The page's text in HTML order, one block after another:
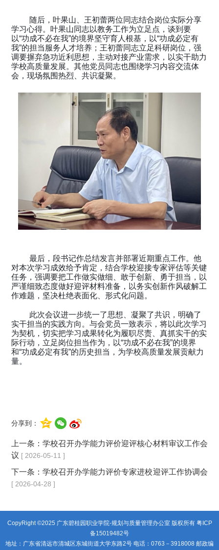
随后，叶果山、王初蕾两位同志结合岗位实际分享
学习心得。叶果山同志以教务工作为立足点，谈到要
以“功成不必在我”的境界坚守育人根基，以“功成必定有
我”的担当服务人才培养；王初蕾同志立足科研岗位，强
调要摒弃急功近利思想，主动对接产业需求，以实干助力
学校高质量发展。其他党员同志也围绕学习内容交流体
会，现场氛围热烈、共识凝聚。
最后，段书记作总结发言并部署近期重点工作。他
对本次学习成效给予肯定，结合学校迎接专家评估等关键
任务，强调要把工作做实做细、敢于创新、勇于担当，以
严谨细致态度做好迎评材料准备，以务实创新作风破解工
作难题，坚决杜绝表面化、形式化问题。
此次会议进一步统一了思想、凝聚了共识，明确了
实干担当的实践方向。与会党员一致表示，将以此次学习
为契机，切实把学习成果转化为履职尽责、真抓实干的实
际行动，立足岗位担当作为，以“功成不必在我”的境界
和“功成必定有我”的历史担当，为学校高质量发展贡献力
量。
分享到：
上一条：学校召开办学能力评价迎评核心材料审议工作会
议 [ 2026-05-11 ]
下一条：学校召开办学能力评价专家进校迎评工作协调会
[ 2026-04-28 ]
CopyRight ©2025 广东碧桂园职业学院-规划与质量管理办公室 版权所有 粤ICP
备15019482号
地址：广东省清远市清城区东城街道大学东路2号 电话：0763－3918008 邮政编